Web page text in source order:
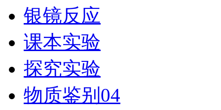
银镜反应
课本实验
探究实验
物质鉴别04